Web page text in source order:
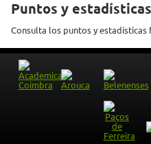
Puntos y
Consulta los puntos y